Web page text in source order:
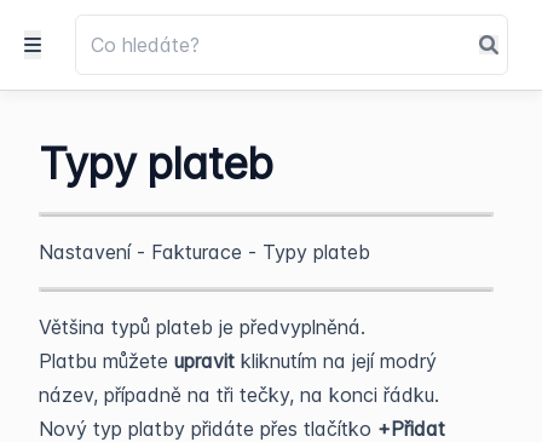
Typy plateb
Nastavení - Fakturace - Typy plateb
Většina typů plateb je předvyplněná.
Platbu můžete upravit kliknutím na její modrý
název, případně na tři tečky, na konci řádku.
Nový typ platby přidáte přes tlačítko +Přidat